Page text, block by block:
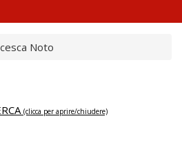
Noto
(clicca per aprire/chiudere)